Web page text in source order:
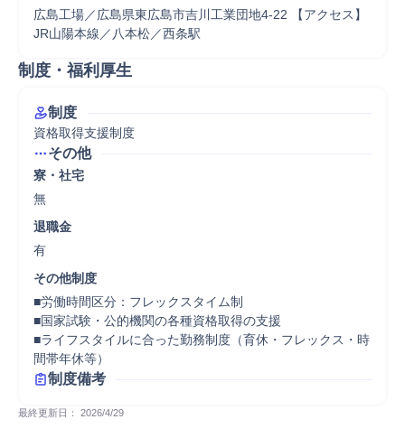
広島工場／広島県東広島市吉川工業団地4-22 【アクセス】
JR山陽本線／八本松／西条駅
制度・福利厚生
制度
資格取得支援制度
その他
寮・社宅
無
退職金
有
その他制度
■労働時間区分：フレックスタイム制
■国家試験・公的機関の各種資格取得の支援
■ライフスタイルに合った勤務制度（育休・フレックス・時
間帯年休等）
制度備考
最終更新日： 2026/4/29